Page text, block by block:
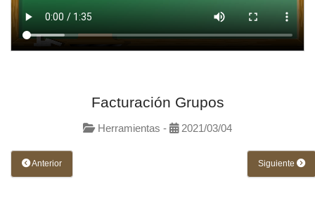
Facturación Grupos
Herramientas - 2021/03/04
Anterior Siguiente